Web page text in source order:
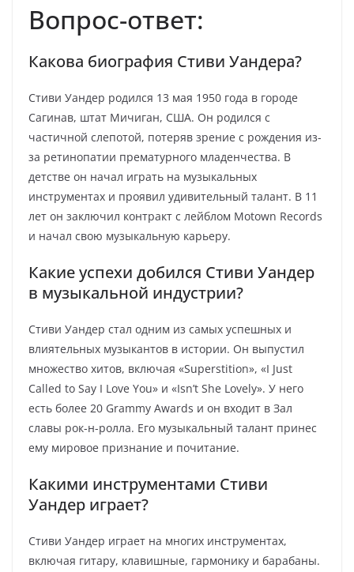
Вопрос-ответ:
Какова биография Стиви Уандера?
Стиви Уандер родился 13 мая 1950 года в городе
Сагинав, штат Мичиган, США. Он родился с
частичной слепотой, потеряв зрение с рождения из-
за ретинопатии прематурного младенчества. В
детстве он начал играть на музыкальных
инструментах и проявил удивительный талант. В 11
лет он заключил контракт с лейблом Motown Records
и начал свою музыкальную карьеру.
Какие успехи добился Стиви Уандер
в музыкальной индустрии?
Стиви Уандер стал одним из самых успешных и
влиятельных музыкантов в истории. Он выпустил
множество хитов, включая «Superstition», «I Just
Called to Say I Love You» и «Isn’t She Lovely». У него
есть более 20 Grammy Awards и он входит в Зал
славы рок-н-ролла. Его музыкальный талант принес
ему мировое признание и почитание.
Какими инструментами Стиви
Уандер играет?
Стиви Уандер играет на многих инструментах,
включая гитару, клавишные, гармонику и барабаны.